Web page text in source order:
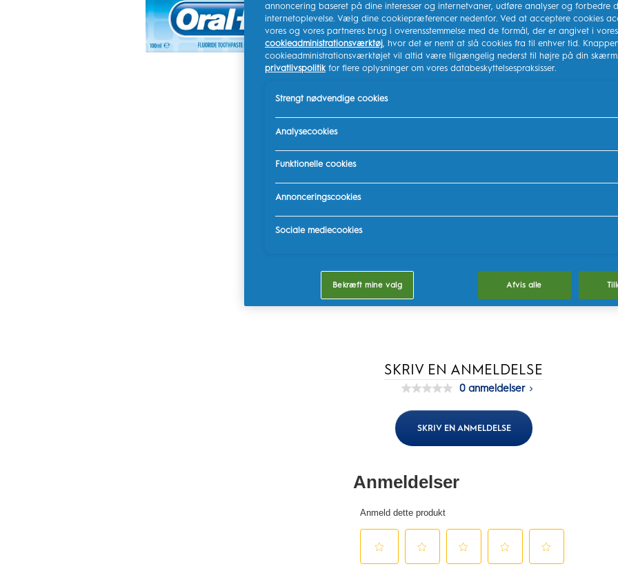
SKRIV EN ANMELDELSE
Ingen
værdi
Samme
0 anmeldelser
SKRIV EN ANMELDELSE
annoncering baseret på dine interesser og internetvaner, udføre analyser og forbedre
internetoplevelse. Vælg dine cookiepræferencer nedenfor. Ved at acceptere cookies
vores og vores partneres brug i overensstemmelse med de formål, der er angivet i vores
cookieadministrationsværktøj, hvor det er nemt at slå cookies fra til enhver tid.
cookieadministrationsværktøjet vil altid være tilgængelig nederst til højre på din
privatlivspolitikfor flere oplysninger om vores databeskyttelsespraksisser.
Strengt nødvendige cookies
Analysecookies
Funktionelle cookies
Annonceringscookies
Sociale mediecookies
Bekræft mine valg Afvis alle